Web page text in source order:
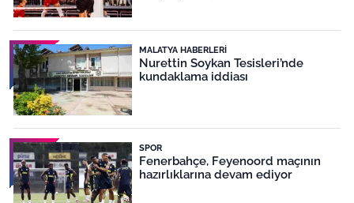
MALATYA HABERLERI
Nurettin Soykan Tesisleri’nde
kundaklama iddiası
SPOR
Fenerbahçe, Feyenoord maçının
hazırlıklarına devam ediyor